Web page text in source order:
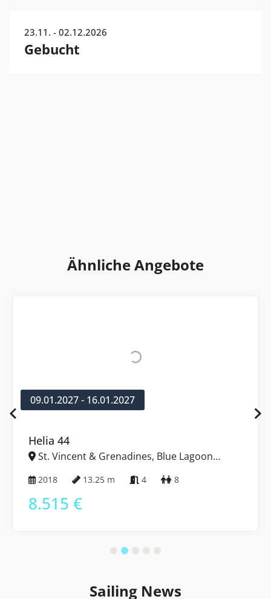
23.11. - 02.12.2026
Gebucht
Ähnliche Angebote
09.01.2027 - 16.01.2027
Helia 44
St. Vincent & Grenadines, Blue Lagoon
2018 13.25 m 4 8
8.515 €
Sailing News